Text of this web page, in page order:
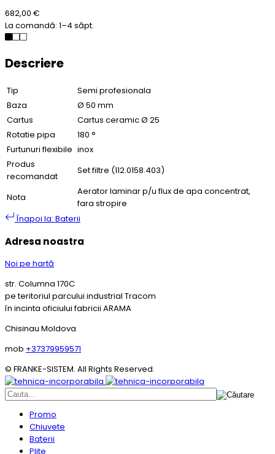
682,00 €
La comandă: 1–4 săpt.
Descriere
Tip
Semi profesionala
Baza
Ø 50 mm
Cartus
Cartus ceramic Ø 25
Rotatie pipa
180 °
Furtunuri flexibile inox
Produs
recomandat
Set filtre (112.0158.403)
Nota
Aerator laminar p/u flux de apa concentrat,
fara stropire
Înapoi la: Baterii
Adresa noastra
Noi pe hartă
str. Columna 170C
pe teritoriul parcului industrial Tracom
în incinta oficiului fabricii ARAMA
Chisinau Moldova
mob +37379959571
© FRANKE-SISTEM. All Rights Reserved.
Promo
Chiuvete
Baterii
Plite